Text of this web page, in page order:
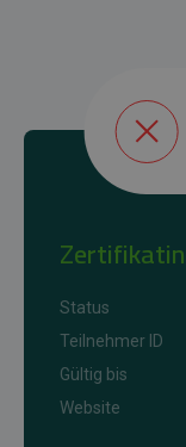
Status
Teilnehmer ID
Gültig bis
Website